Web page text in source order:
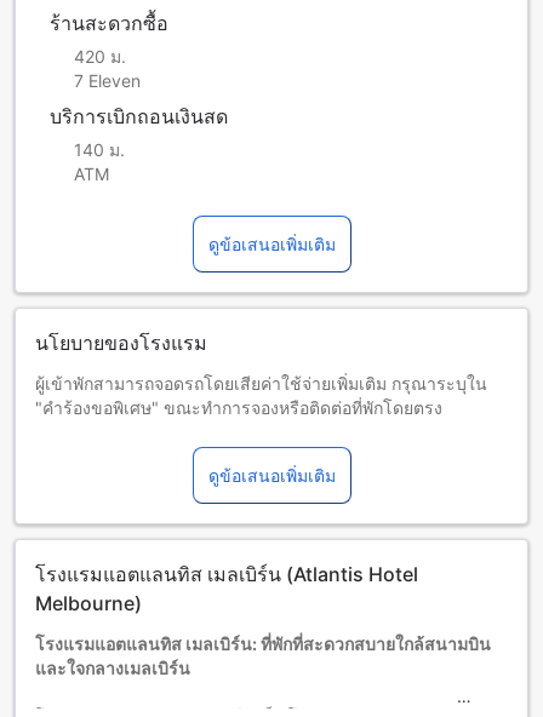
ร้านสะดวกซื้อ
420 ม.
7 Eleven
บริการเบิกถอนเงินสด
140 ม.
ATM
ดูข้อเสนอเพิ่มเติม
นโยบายของโรงแรม
ผู้เข้าพักสามารถจอดรถโดยเสียค่าใช้จ่ายเพิ่มเติม กรุณาระบุใน
"คำร้องขอพิเศษ" ขณะทำการจองหรือติดต่อที่พักโดยตรง
โปรดทราบว่าห้องพักบางประเภทไม่สามารถเพิ่มเตียงเสริมได้
กรุณาติดต่อที่พักโดยตรงหากต้องการรายละเอียดเพิ่มเติม
เด็กทารกอายุ 0-1 ปี (รวมอายุ 1 ปี)
มีค่าใช้จ่ายเพิ่มเติม โดยบริการจะขึ้นอยู่กับความพร้อมของที่พัก
เด็กอายุ 2-10 ปี (รวมอายุ 10 ปี)
ผู้เข้าพักอายุ 11 ปีขึ้นไปถือเป็นผู้ใหญ่
บริการเตียงเสริมขึ้นอยู่กับประเภทห้องที่เลือก กรุณาตรวจสอบ
ดูข้อเสนอเพิ่มเติม
โรงแรมแอตแลนทิส เมลเบิร์น (Atlantis Hotel
Melbourne)
โรงแรมแอตแลนทิส เมลเบิร์น: ที่พักที่สะดวกสบายใกล้สนามบิน
และใจกลางเมลเบิร์น